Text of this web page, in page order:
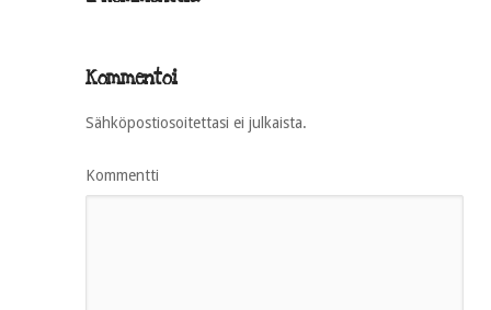
Kommentoi
Sähköpostiosoitettasi ei julkaista.
Kommentti